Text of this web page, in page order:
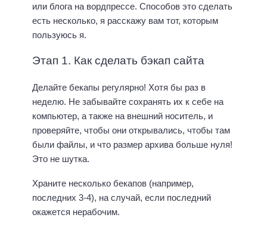
или блога на вордпрессе. Способов это сделать
есть несколько, я расскажу вам тот, которым
пользуюсь я.
Этап 1. Как сделать бэкап сайта
Делайте бекапы регулярно! Хотя бы раз в
неделю. Не забывайте сохранять их к себе на
компьютер, а также на внешний носитель, и
проверяйте, чтобы они открывались, чтобы там
были файлы, и что размер архива больше нуля!
Это не шутка.
Храните несколько бекапов (например,
последних 3-4), на случай, если последний
окажется нерабочим.